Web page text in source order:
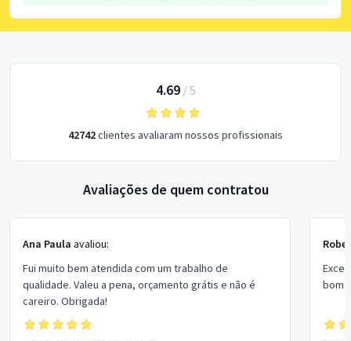
4.69/ 5
42742clientes avaliaram nossos profissionais
Avaliações de quem contratou
Ana Paula avaliou:
Fui muito bem atendida com um trabalho de
qualidade. Valeu a pena, orçamento grátis e não é
careiro. Obrigada!
bom